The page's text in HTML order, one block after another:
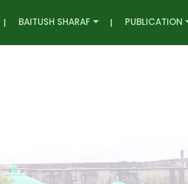
BAITUSH SHARAF PUBLICATION